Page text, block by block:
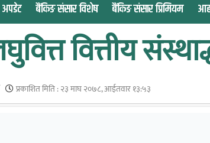
बैंकिङ संसार विशेष बैंकिङ संसार प्रिमियम
वित्तीय
प्रकाशित मिति :२३ माघ २०७८, आईतवार १३:५३